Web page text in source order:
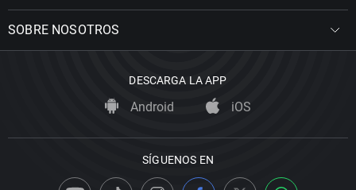
SOBRE NOSOTROS
DESCARGA LA APP
Android iOS
SÍGUENOS EN